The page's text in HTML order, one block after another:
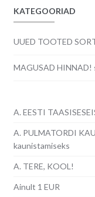
KATEGOORIAD
UUED TOOTED
MAGUSAD HINNAD!
A. EESTI
A. PULMATORDI
kaunistamiseks
A. TERE, KOOL!
Ainult 1 EUR